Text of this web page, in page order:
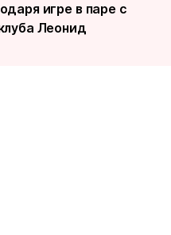
игре в паре с
Леонид